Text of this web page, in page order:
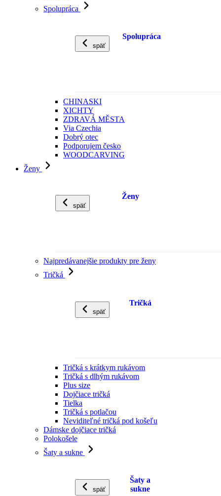
Spolupráca
späť
Spolupráca
CHINASKI
XICHTY
ZDRAVÁ MĚSTA
Via Czechia
Dobrý otec
Podporujem česko
WOODCARVING
Ženy
späť
Ženy
Najpredávanejšie produkty pre ženy
Tričká
späť
Tričká
Tričká s krátkym rukávom
Tričká s dlhým rukávom
Plus size
Dojčiace tričká
Tielka
Tričká s potlačou
Neviditeľné tričká pod košeľu
Dámske dojčiace tričká
Polokošele
Šaty a sukne
späť
Šaty a
sukne